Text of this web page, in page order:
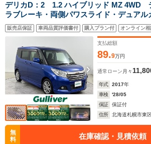
デリカD：2 1.2 ハイブリッド MZ 4WD
ラブレーキ・両側パワスライド・デュア
キサポート・クルーズコントロール・パナ
ラーダCN-RA03D・DVD・CD・BT・フル
販売店保証 車両品質評価書付 購入プラン付 オンライン
支払総額
89.9万円
通常ローン 月々
年式 2017年
車検
'28/05
保証
保証付
住所
北海道札幌市東
無
料
在庫確認・見積依頼